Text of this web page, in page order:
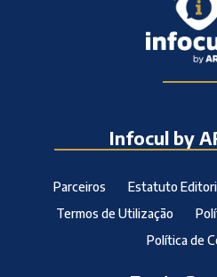
Infocul by
Parceiros Estatuto
Termos de Utilização
Política de